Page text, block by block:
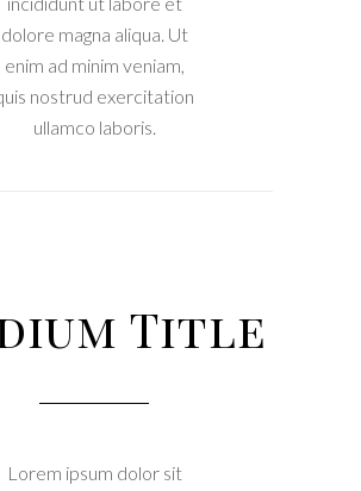
dolore magna aliqua. Ut
enim ad minim veniam,
nostrud exercitation
ullamco laboris.
Title
Lorem ipsum dolor sit